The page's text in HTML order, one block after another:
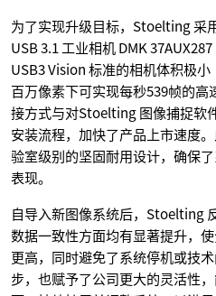
为了实现升级目标，Stoelting 采
USB 3.1 工业相机 DMK
USB3 Vision 标准的相机体积极
百万像素下可实现每秒539帧的
接方式与对Stoelting 图像捕捉软
安装流程，加快了产品上市速度
验室级别的坚固耐用设计，确保
表现。
自导入新图像系统后，Stoelting
数据一致性方面均有显著提升，
更高，同时避免了系统停机或技
步，也赋予了公司更大的灵活性